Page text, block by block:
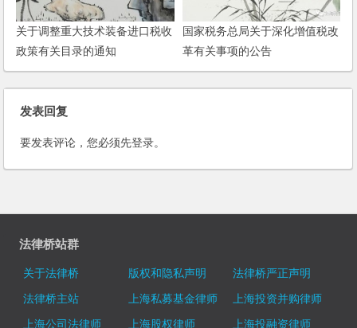
关于调整重大技术装备进口税收
政策有关目录的通知
国家税务总局关于深化增值税改
革有关事项的公告
发表回复
要发表评论，您必须先登录。
法律桥站群
关于法律桥 版权和隐私声明
法律桥严正声明
法律桥主站
上海私募基金律师
上海投资并购律师
上海公司法律师
上海股权律师
上海投融资律师